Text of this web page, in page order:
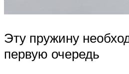
Эту пружину
первую очередь